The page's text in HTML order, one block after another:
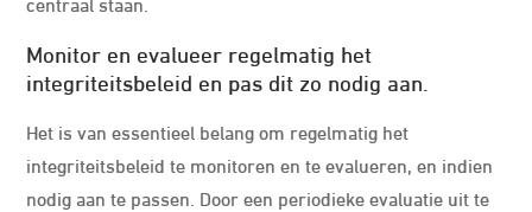
Monitor en evalueer regelmatig het
integriteitsbeleid en pas dit zo nodig aan.
Het is van essentieel belang om regelmatig het
integriteitsbeleid te monitoren en te evalueren, en indien
nodig aan te passen. Door een periodieke evaluatie uit te